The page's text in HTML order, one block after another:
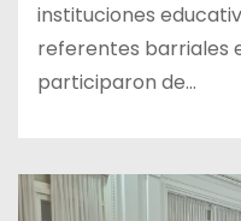
instituciones
referentes barriales
participaron de…